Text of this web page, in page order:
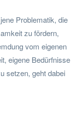
Problematik, die
zu fördern,
vom eigenen
eigene Bedürfnisse
setzen, geht dabei